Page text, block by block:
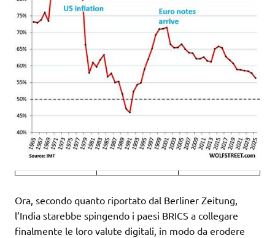
Ora, secondo quanto riportato dal Berliner Zeitung,
l’India starebbe spingendo i paesi BRICS a collegare
finalmente le loro valute digitali, in modo da erodere